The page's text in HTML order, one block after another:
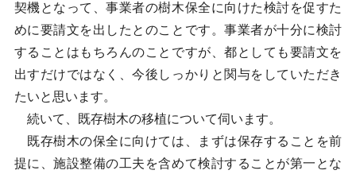
契機となって、事業者の樹木保全に向けた検討を促すた
めに要請文を出したとのことです。事業者が十分に検討
することはもちろんのことですが、都としても要請文を
出すだけではなく、今後しっかりと関与をしていただき
たいと思います。
続いて、既存樹木の移植について伺います。
既存樹木の保全に向けては、まずは保存することを前
提に、施設整備の工夫を含めて検討することが第一とな